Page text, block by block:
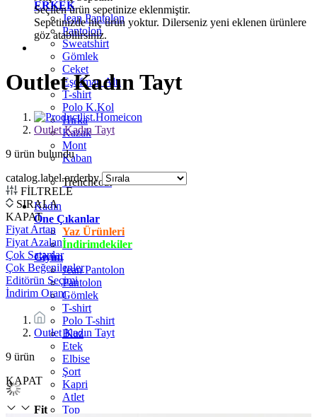
ERKEK
Jean Pantolon
Pantolon
Sweatshirt
Gömlek
Ceket
Eşofman Altı
T-shirt
Polo K.Kol
Hırka
Kazak
Mont
Kaban
Trenchcoat
Kadın
Öne Çıkanlar
Yaz Ürünleri
İndirimdekiler
Giyim
Jean Pantolon
Pantolon
Gömlek
T-shirt
Polo T-shirt
Bluz
Etek
Elbise
Şort
Kapri
Atlet
Top
Seçilen ürün sepetinize eklenmiştir.
Sepetinizde hiç ürün yoktur. Dilerseniz yeni eklenen ürünlere
göz atabilirsiniz.
Outlet Kadın Tayt
Outlet Kadın Tayt
9 ürün bulundu
catalog.label.orderby
FİLTRELE
SIRALA
KAPAT
Fiyat Artan
Fiyat Azalan
Çok Satanlar
Çok Beğenilenler
Editörün Seçimi
İndirim Oranı
Outlet Kadın Tayt
9 ürün
KAPAT
Fit